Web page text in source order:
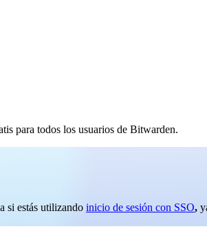
para todos los usuarios de Bitwarden.
si estás utilizando inicio de sesión con SSO,